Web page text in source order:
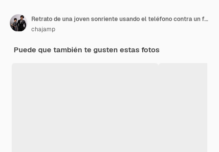
Retrato de una joven sonriente usando el teléfono contra un fondo blanco
chajamp
Puede que también te gusten estas fotos